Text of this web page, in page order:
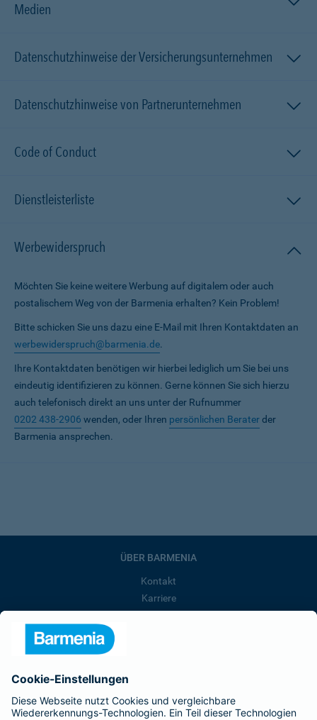
Medien
Datenschutzhinweise der Versicherungsunternehmen
Datenschutzhinweise von Partnerunternehmen
Code of Conduct
Dienstleisterliste
Werbewiderspruch
Möchten Sie keine weitere Werbung auf digitalem oder auch
postalischem Weg von der Barmenia erhalten? Kein Problem!
Bitte schicken Sie uns dazu eine E-Mail mit Ihren Kontaktdaten an
werbewiderspruch@barmenia.de.
Ihre Kontaktdaten benötigen wir hierbei lediglich um Sie bei uns
eindeutig identifizieren zu können. Gerne können Sie sich hierzu
auch telefonisch direkt an uns unter der Rufnummer
0202 438-2906 wenden, oder Ihren persönlichen Beraterder
Barmenia ansprechen.
ÜBER BARMENIA
Kontakt
Karriere
Barmenia ist Teil der BarmeniaGothaer
BELIEBTE SEITEN